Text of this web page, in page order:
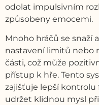
odolat impulsivním
způsobeny emocemi.
Mnoho hráčů se snaží
nastavení limitů nebo
části, což může
přístup k hře. Tento
zajišťuje lepší kontrolu
udržet klidnou mysl